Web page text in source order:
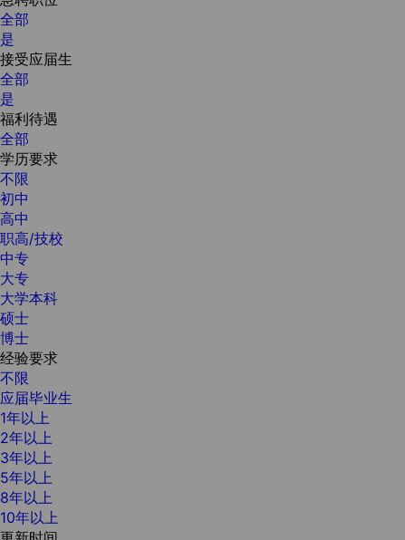
全部
是
接受应届生
全部
是
福利待遇
全部
学历要求
不限
初中
高中
职高/技校
中专
大专
大学本科
硕士
博士
经验要求
不限
应届毕业生
1年以上
2年以上
3年以上
5年以上
8年以上
10年以上